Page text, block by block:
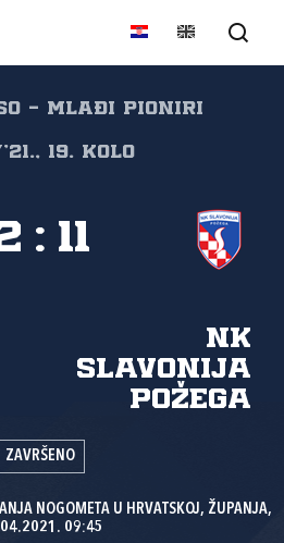
- Mlađi pioniri
19. kolo
NK
Slavonija
Požega
: 11
ZAVRŠENO
NOGOMETA U HRVATSKOJ, ŽUPANJA,
09:45